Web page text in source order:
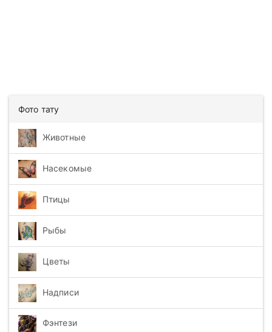
Фото тату
Животные
Насекомые
Птицы
Рыбы
Цветы
Надписи
Фэнтези